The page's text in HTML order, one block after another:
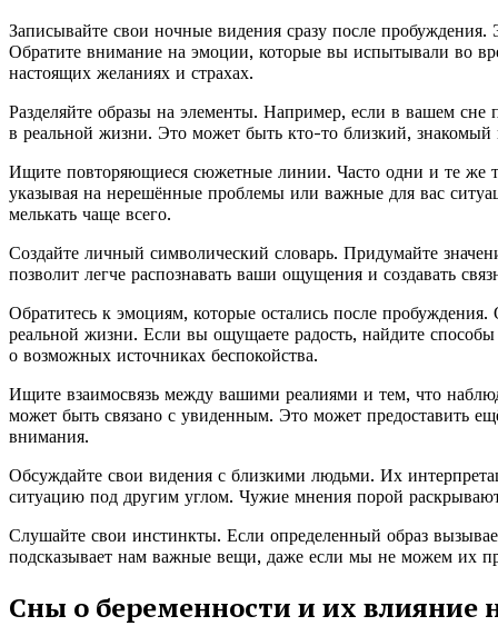
Записывайте свои ночные видения сразу после
Обратите внимание на эмоции, которые вы испытывали во
настоящих желаниях и страхах.
Разделяйте образы на элементы. Например, если в вашем сне
в реальной жизни. Это может быть кто-то близкий, знакомый
Ищите повторяющиеся сюжетные линии. Часто одни и те же
указывая на нерешённые проблемы или важные для вас
мелькать чаще всего.
Создайте личный символический словарь. Придумайте
позволит легче распознавать ваши ощущения и создавать
Обратитесь к эмоциям, которые остались после
реальной жизни. Если вы ощущаете радость, найдите
о возможных источниках беспокойства.
Ищите взаимосвязь между вашими реалиями и тем, что
может быть связано с увиденным. Это может предоставить
внимания.
Обсуждайте свои видения с близкими людьми. Их
ситуацию под другим углом. Чужие мнения порой
Слушайте свои инстинкты. Если определенный образ
подсказывает нам важные вещи, даже если мы не можем их
Сны о беременности и их влияние